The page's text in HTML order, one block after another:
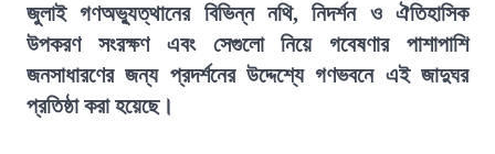
জুলাই গণঅভ্যুত্থানের বিভিন্ন নথি, নিদর্শন ও ঐতিহাসিক
উপকরণ সংরক্ষণ এবং সেগুলো নিয়ে গবেষণার পাশাপাশি
জনসাধারণের জন্য প্রদর্শনের উদ্দেশ্যে গণভবনে এই জাদুঘর
প্রতিষ্ঠা করা হয়েছে।